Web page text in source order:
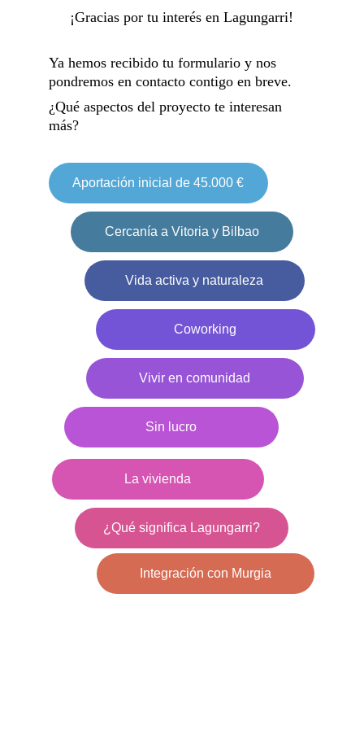
¡Gracias por tu interés en Lagungarri!
Ya hemos recibido tu formulario y nos
pondremos en contacto contigo en breve.
¿Qué aspectos del proyecto te interesan
más?
Aportación inicial de 45.000 €
Cercanía a Vitoria y Bilbao
Vida activa y naturaleza
Coworking
Vivir en comunidad
Sin lucro
La vivienda
¿Qué significa Lagungarri?
Integración con Murgia